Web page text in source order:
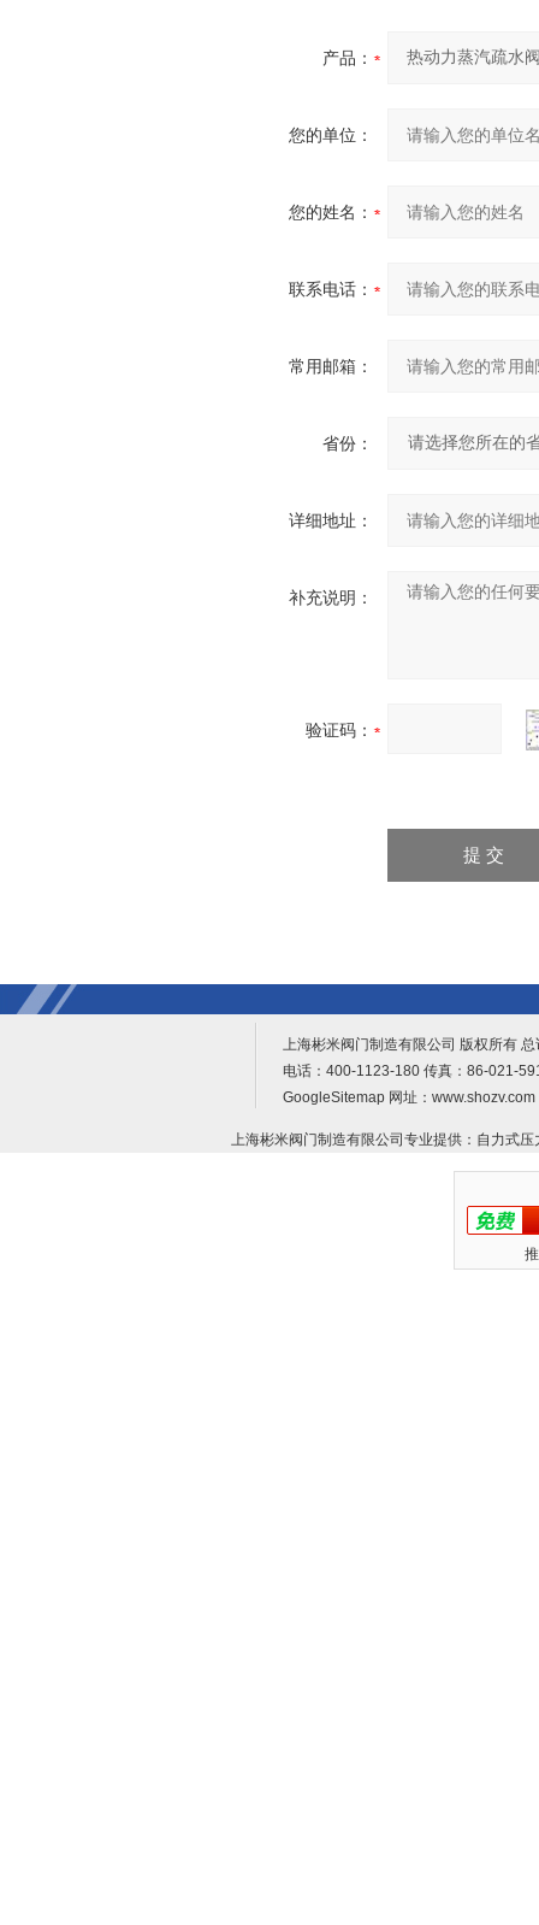
产品：
您的单位：
您的姓名：
联系电话：
常用邮箱：
省份：
详细地址：
补充说明：
验证码：
上海彬米阀门制造有限公司 版权所有
电话：400-1123-180 传真：86-021-
GoogleSitemap 网址：
上海彬米阀门制造有限公司专业提供： 自力式压